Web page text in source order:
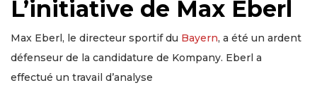
L’initiative de Max Eberl
Max Eberl, le directeur sportif du Bayern, a été un ardent
défenseur de la candidature de Kompany. Eberl a
effectué un travail d’analyse